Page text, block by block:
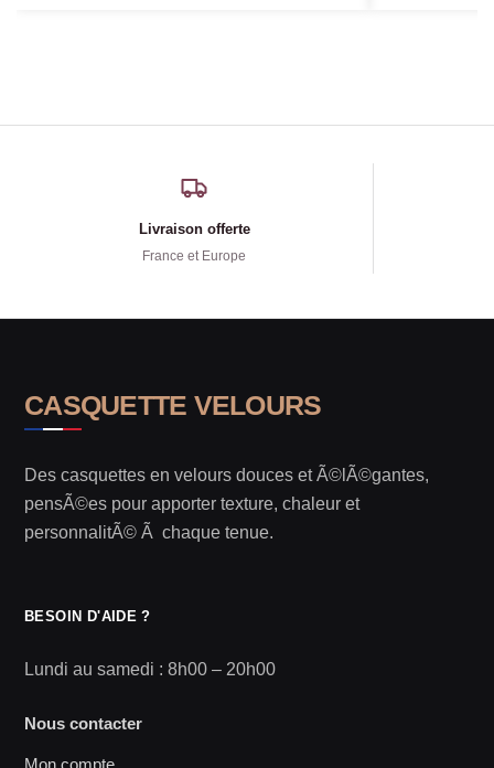
Livraison offerte
France et Europe
CASQUETTE VELOURS
Des casquettes en velours douces et Ã©lÃ©gantes,
pensÃ©es pour apporter texture, chaleur et
personnalitÃ© Ã chaque tenue.
BESOIN D'AIDE ?
Lundi au samedi : 8h00 – 20h00
Nous contacter